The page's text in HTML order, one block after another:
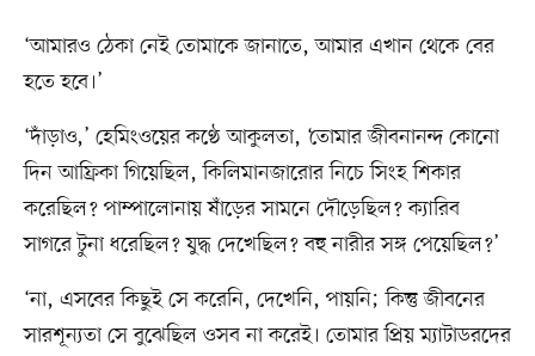
‘আমারও ঠেকা নেই তোমাকে জানাতে, আমার এখান থেকে বের
হতে হবে।’
‘দাঁড়াও,’ হেমিংওয়ের কণ্ঠে আকুলতা, ‘তোমার জীবনানন্দ কোনো
দিন আফ্রিকা গিয়েছিল, কিলিমানজারোর নিচে সিংহ শিকার
করেছিল? পাম্পালোনায় ষাঁড়ের সামনে দৌড়েছিল? ক্যারিব
সাগরে টুনা ধরেছিল? যুদ্ধ দেখেছিল? বহু নারীর সঙ্গ পেয়েছিল?’
‘না, এসবের কিছুই সে করেনি, দেখেনি, পায়নি; কিন্তু জীবনের
সারশূন্যতা সে বুঝেছিল ওসব না করেই। তোমার প্রিয় ম্যাটাডরদের